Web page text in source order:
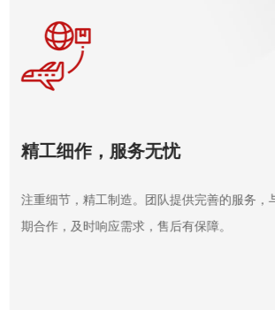
精工细作，服务无忧
注重细节，精工制造。团队提供完善的服务，
期合作，及时响应需求，售后有保障。